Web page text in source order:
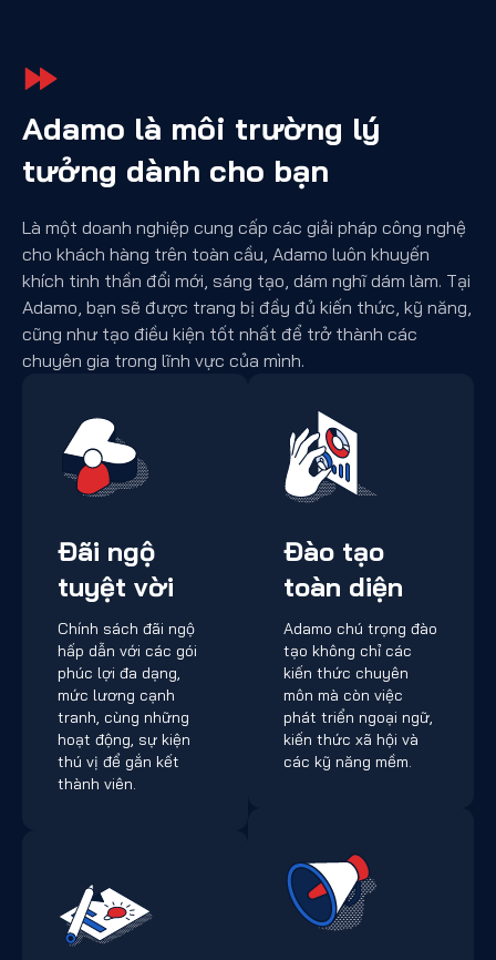
Adamo là môi trường lý
tưởng dành cho bạn
Là một doanh nghiệp cung cấp các giải pháp công nghệ
cho khách hàng trên toàn cầu, Adamo luôn khuyến
khích tinh thần đổi mới, sáng tạo, dám nghĩ dám làm. Tại
Adamo, bạn sẽ được trang bị đầy đủ kiến thức, kỹ năng,
cũng như tạo điều kiện tốt nhất để trở thành các
chuyên gia trong lĩnh vực của mình.
Đãi ngộ
tuyệt vời
Chính sách đãi ngộ
hấp dẫn với các gói
phúc lợi đa dạng,
mức lương cạnh
tranh, cùng những
hoạt động, sự kiện
thú vị để gắn kết
thành viên.
Đào tạo
toàn diện
Adamo chú trọng đào
tạo không chỉ các
kiến thức chuyên
môn mà còn việc
phát triển ngoại ngữ,
kiến thức xã hội và
các kỹ năng mềm.